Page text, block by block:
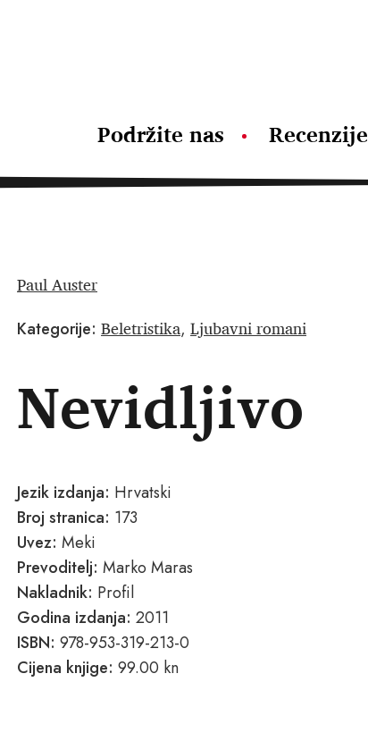
Podržite nas Recenzije
Paul Auster
Kategorije: Beletristika, Ljubavni romani
Nevidljivo
Jezik izdanja: Hrvatski
Broj stranica: 173
Uvez: Meki
Prevoditelj: Marko Maras
Nakladnik: Profil
Godina izdanja: 2011
ISBN: 978-953-319-213-0
Cijena knjige: 99.00 kn